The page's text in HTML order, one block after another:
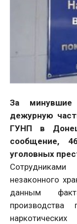
За
дежурную
ГУНП в
сообщение,
уголовных
незаконного
данным